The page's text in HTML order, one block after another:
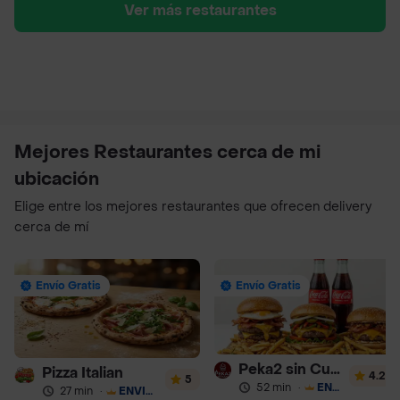
Ver más restaurantes
Mejores Restaurantes cerca de mi
ubicación
Elige entre los mejores restaurantes que ofrecen delivery
cerca de mí
Envío Gratis
Pizza Italian
27 min · ENVÍO GRATIS
5
Envío Gratis
Peka2 sin Culpa Lourdes
52 min · ENVÍO GRATIS
4.2